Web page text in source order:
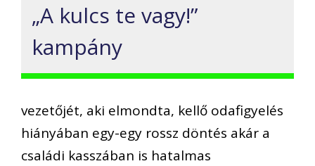
„A kulcs te vagy!”
kampány
vezetőjét, aki elmondta, kellő odafigyelés
hiányában egy-egy rossz döntés akár a
családi kasszában is hatalmas